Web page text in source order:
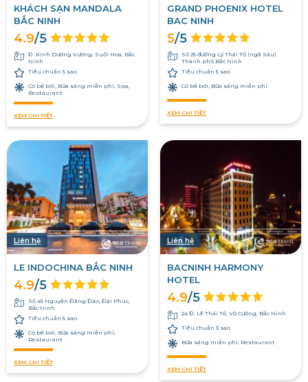
KHÁCH SẠN MANDALA
BẮC NINH
4.9/5
Đ. Kinh Dương Vương, Suối Hoa, Bắc
Ninh
Tiêu chuẩn 5 sao
Có bể bơi, Bữa sáng miễn phí, Spa,
Restaurant
XEM CHI TIẾT
GRAND PHOENIX HOTEL
BAC NINH
5/5
Số 25 đường Lý Thái Tổ (ngã Sáu)
Thành phố Bắc Ninh
Tiêu chuẩn 5 sao
Có bể bơi, Bữa sáng miễn phí
XEM CHI TIẾT
Liên hệ
LE INDOCHINA BẮC NINH
4.9/5
Số 45 Nguyễn Đăng Đạo, Đại Phúc,
Bắc Ninh
Tiêu chuẩn 5 sao
Có bể bơi, Bữa sáng miễn phí,
Restaurant
XEM CHI TIẾT
Liên hệ
BACNINH HARMONY
HOTEL
4.9/5
24 Đ. Lê Thái Tổ, Võ Cường, Bắc Ninh
Tiêu chuẩn 3 sao
Bữa sáng miễn phí, Restaurant
XEM CHI TIẾT